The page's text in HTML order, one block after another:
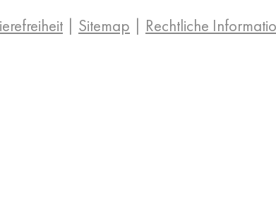
| Sitemap | Rechtliche